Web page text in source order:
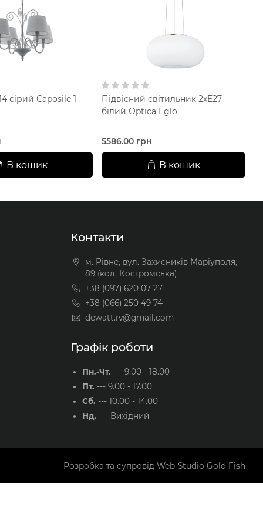
сірий Caposile 1
В кошик
Підвісний світильник 2xE27
білий Optica Eglo
5586.00 грн
В кошик
Контакти
м. Рівне, вул. Захисників Маріуполя,
89 (кол. Костромська)
+38 (097) 620 07 27
+38 (066) 250 49 74
dewatt.rv@gmail.com
Графік роботи
Пн.-Чт. --- 9.00 - 18.00
Пт. --- 9.00 - 17.00
Сб. --- 10.00 - 14.00
Нд. --- Вихідний
Розробка та супровід Web-Studio Gold Fish